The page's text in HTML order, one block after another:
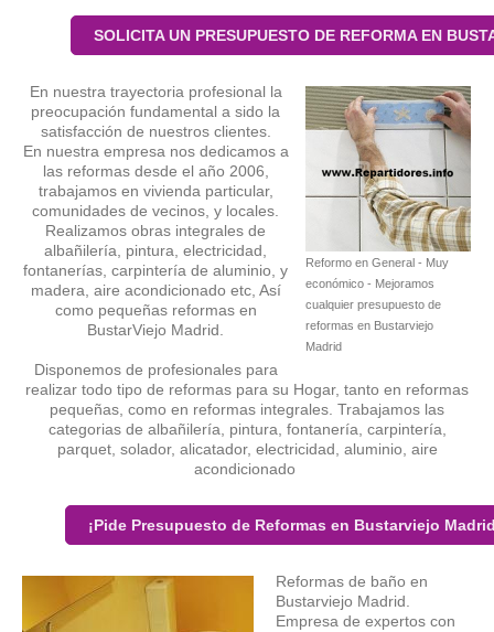
SOLICITA UN PRESUPUESTO DE REFORMA EN
Reformo en General - Muy
económico - Mejoramos
cualquier presupuesto de
reformas en Bustarviejo
Madrid
En nuestra trayectoria profesional la
preocupación fundamental a sido la
satisfacción de nuestros clientes.
En nuestra empresa nos dedicamos a
las reformas desde el año 2006,
trabajamos en vivienda particular,
comunidades de vecinos, y locales.
Realizamos obras integrales de
albañilería, pintura, electricidad,
fontanerías, carpintería de aluminio, y
madera, aire acondicionado etc, Así
como pequeñas reformas en
BustarViejo Madrid.
Disponemos de profesionales para
realizar todo tipo de reformas para su Hogar, tanto en reformas
pequeñas, como en reformas integrales. Trabajamos las
categorias de albañilería, pintura, fontanería, carpintería,
parquet, solador, alicatador, electricidad, aluminio, aire
acondicionado
¡Pide Presupuesto de Reformas en Bustarviejo
Reformas de baño en
Bustarviejo Madrid.
Empresa de expertos con